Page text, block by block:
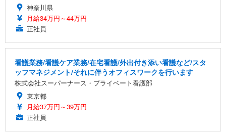
神奈川県
月給34万円～44万円
正社員
看護業務/看護ケア業務/在宅看護/外出付き添い看護など/スタ
ッフマネジメント/それに伴うオフィスワークを行います
株式会社スーパーナース・プライベート看護部
東京都
月給37万円～39万円
正社員